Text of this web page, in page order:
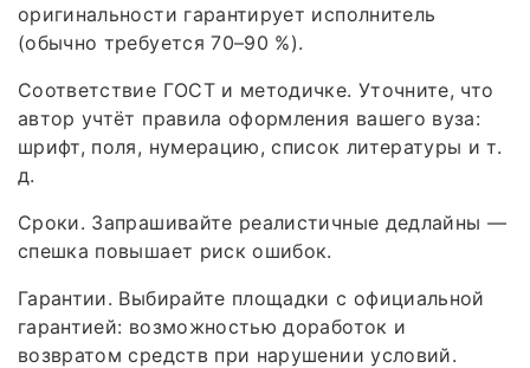
оригинальности гарантирует исполнитель
(обычно требуется 70–90 %).
Соответствие ГОСТ и методичке. Уточните, что
автор учтёт правила оформления вашего вуза:
шрифт, поля, нумерацию, список литературы и т.
д.
Сроки. Запрашивайте реалистичные дедлайны —
спешка повышает риск ошибок.
Гарантии. Выбирайте площадки с официальной
гарантией: возможностью доработок и
возвратом средств при нарушении условий.